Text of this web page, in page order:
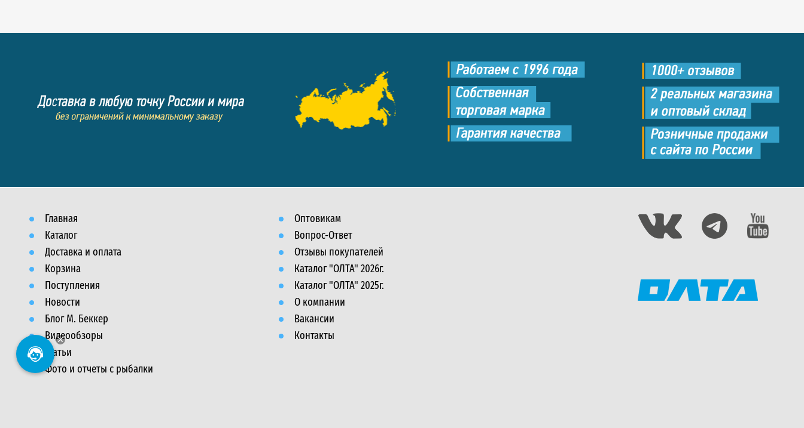
Главная
Каталог
Доставка и оплата
Корзина
Поступления
Новости
Блог М. Беккер
Видеообзоры
Статьи
Фото и отчеты с рыбалки
Оптовикам
Вопрос-Ответ
Отзывы покупателей
Каталог "ОЛТА" 2026г.
Каталог "ОЛТА" 2025г.
О компании
Вакансии
Контакты